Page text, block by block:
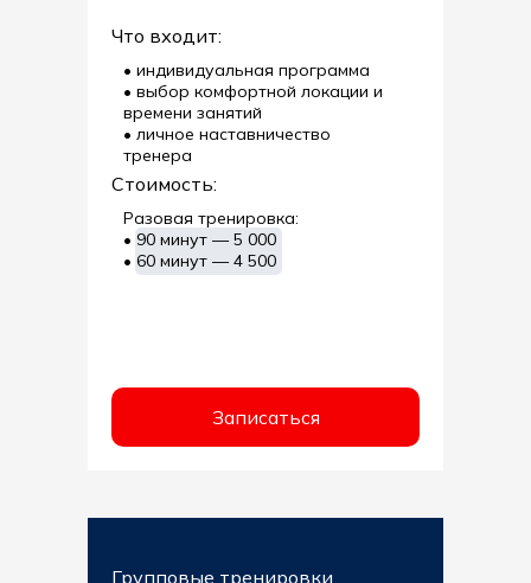
Групповые тренировки
Стоимость:
Разовая тренировка:
• 90 минут — 5 000
• 60 минут — 4 500
Что входит:
• индивидуальная программа
• выбор комфортной локации и
времени занятий
• личное наставничество
тренера
Записаться